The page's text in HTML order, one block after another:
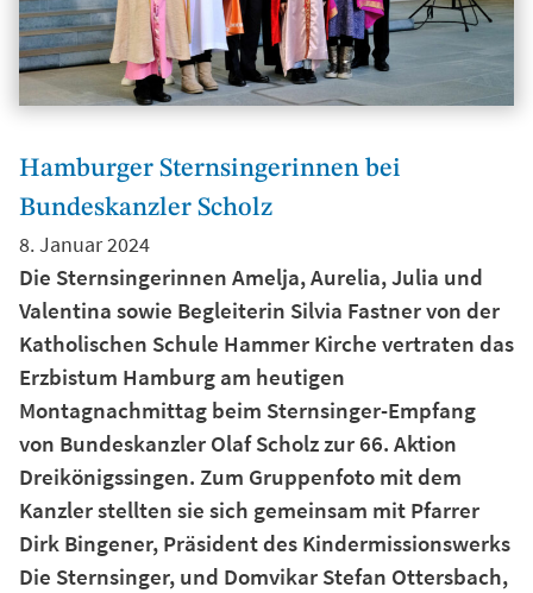
Hamburger Sternsingerinnen bei
Bundeskanzler Scholz
8. Januar 2024
Die Sternsingerinnen Amelja, Aurelia, Julia und
Valentina sowie Begleiterin Silvia Fastner von der
Katholischen Schule Hammer Kirche vertraten das
Erzbistum Hamburg am heutigen
Montagnachmittag beim Sternsinger-Empfang
von Bundeskanzler Olaf Scholz zur 66. Aktion
Dreikönigssingen. Zum Gruppenfoto mit dem
Kanzler stellten sie sich gemeinsam mit Pfarrer
Dirk Bingener, Präsident des Kindermissionswerks
Die Sternsinger, und Domvikar Stefan Ottersbach,